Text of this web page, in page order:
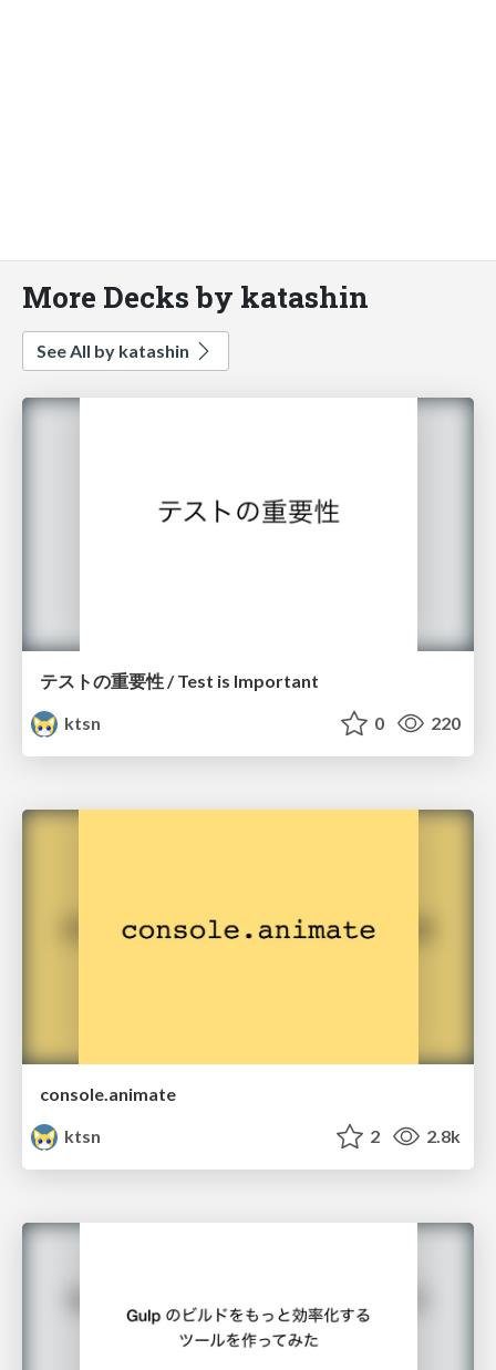
More Decks by katashin
See All by katashin
テストの重要性 / Test is Important
ktsn
0 220
console.animate
ktsn
2 2.8k